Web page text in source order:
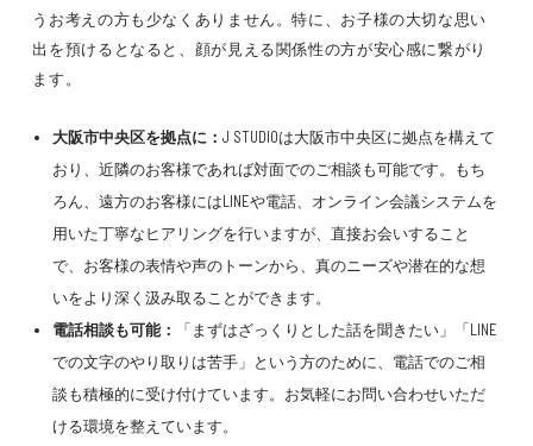
うお考えの方も少なくありません。特に、お子様の大切な思い
出を預けるとなると、顔が見える関係性の方が安心感に繋がり
ます。
大阪市中央区を拠点に： J STUDIOは大阪市中央区に拠点を構えて
おり、近隣のお客様であれば対面でのご相談も可能です。もち
ろん、遠方のお客様にはLINEや電話、オンライン会議システムを
用いた丁寧なヒアリングを行いますが、直接お会いすること
で、お客様の表情や声のトーンから、真のニーズや潜在的な想
いをより深く汲み取ることができます。
電話相談も可能：
「まずはざっくりとした話を聞きたい」「LINE
での文字のやり取りは苦手」という方のために、電話でのご相
談も積極的に受け付けています。お気軽にお問い合わせいただ
ける環境を整えています。